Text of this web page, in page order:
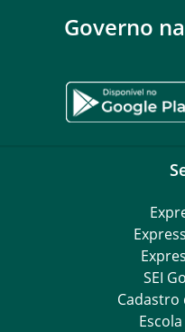
Governo
SEI
Cadastro